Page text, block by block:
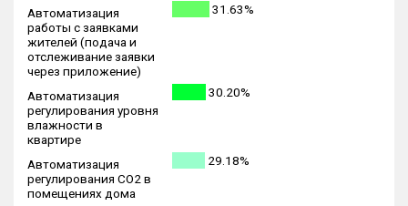
Автоматизация
работы с заявками
жителей (подача и
отслеживание заявки
через приложение)
31.63%
Автоматизация
регулирования уровня
влажности в
квартире
30.20%
Автоматизация
регулирования CO2 в
помещениях дома
29.18%